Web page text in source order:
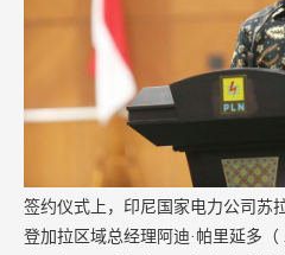
签约仪式上，印尼国家电力公司苏
登加拉区域总经理阿迪·帕里延多（